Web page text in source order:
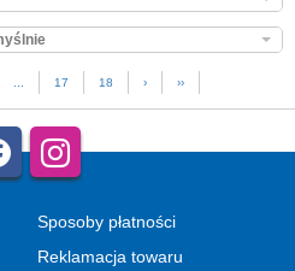
17 18 › ››
Sposoby płatności
Reklamacja towaru